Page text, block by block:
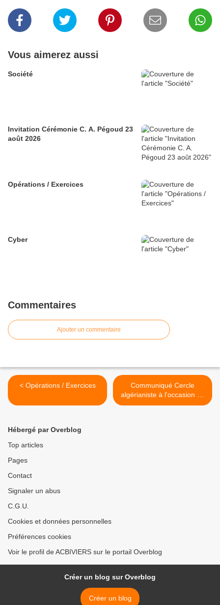
Vous aimerez aussi
Société
Invitation Cérémonie C. A. Pégoud 23
août 2026
Opérations / Exercices
Cyber
Commentaires
Ajouter un commentaire
< Opérations / Exercices
Communiqué Cercle
algérianiste à l'occasion du
8 mai >
Hébergé par Overblog
Top articles
Pages
Contact
Signaler un abus
C.G.U.
Cookies et données personnelles
Préférences cookies
Voir le profil de ACBIVIERS sur le portail Overblog
Créer un blog sur Overblog
Créer un blog